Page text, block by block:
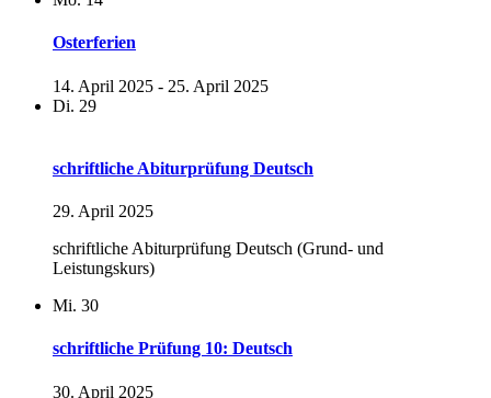
Osterferien
14. April 2025 - 25. April 2025
Di. 29
schriftliche Abiturprüfung Deutsch
29. April 2025
schriftliche Abiturprüfung Deutsch (Grund- und
Leistungskurs)
Mi. 30
schriftliche Prüfung 10: Deutsch
30. April 2025